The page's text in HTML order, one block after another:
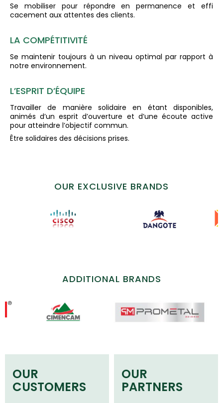
Se mobiliser pour répondre en permanence et effi
cacement aux attentes des clients.
LA COMPÉTITIVITÉ
Se maintenir toujours à un niveau optimal par rapport à
notre environnement.
L’ESPRIT D’ÉQUIPE
Travailler de manière solidaire en étant disponibles,
animés d’un esprit d’ouverture et d’une écoute active
pour atteindre l’objectif commun.
Être solidaires des décisions prises.
OUR EXCLUSIVE BRANDS
ADDITIONAL BRANDS
OUR
CUSTOMERS
OUR
PARTNERS